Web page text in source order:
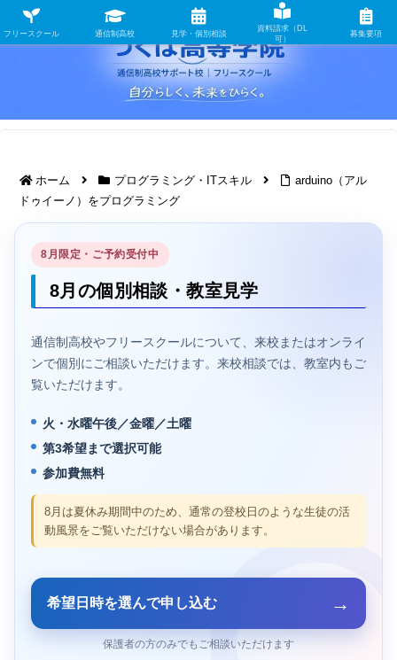
ホーム プログラミング・ITスキル
arduino（アル
ドゥイーノ）をプログラミング
8月限定・ご予約受付中
8月の個別相談・教室見学
通信制高校やフリースクールについて、来校またはオンライ
ンで個別にご相談いただけます。来校相談では、教室内もご
覧いただけます。
火・水曜午後／金曜／土曜
第3希望まで選択可能
参加費無料
8月は夏休み期間中のため、通常の登校日のような生徒の活
動風景をご覧いただけない場合があります。
希望日時を選んで申し込む →
保護者の方のみでもご相談いただけます
フリースクール 通信制高校 見学・個別相談
資料請求（DL
可）
募集要項